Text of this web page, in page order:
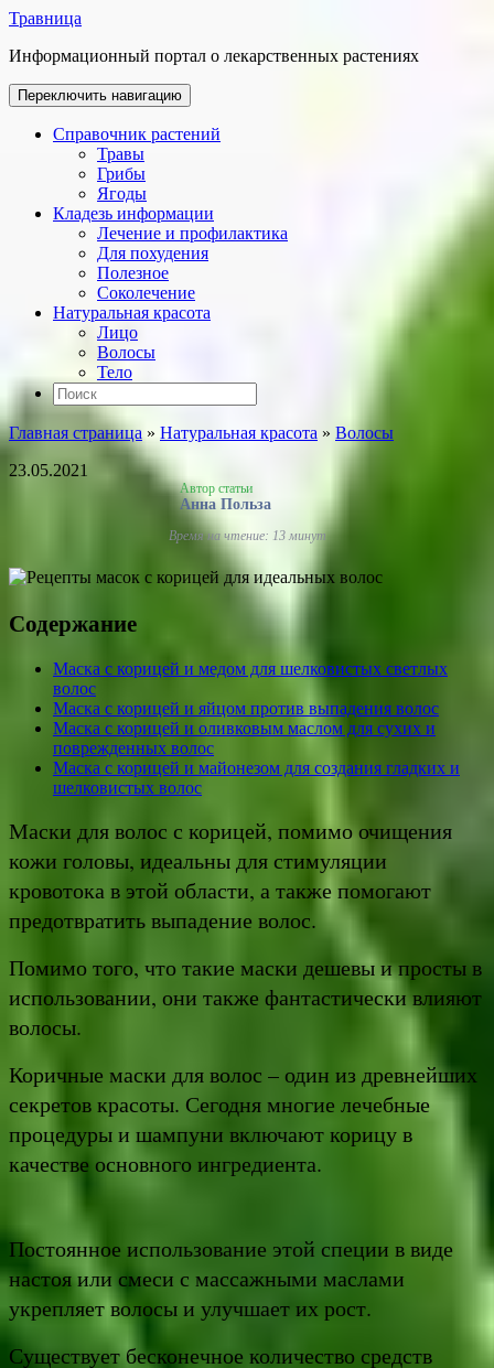
Травница
Информационный портал о лекарственных растениях
Переключить навигацию
Справочник растений
Травы
Грибы
Ягоды
Кладезь информации
Лечение и профилактика
Для похудения
Полезное
Соколечение
Натуральная красота
Лицо
Волосы
Тело
Главная страница » Натуральная красота » Волосы
23.05.2021
Автор статьи
Анна Польза
Время на чтение: 13 минут
Содержание
Маска с корицей и медом для шелковистых светлых
волос
Маска с корицей и яйцом против выпадения волос
Маска с корицей и оливковым маслом для сухих и
поврежденных волос
Маска с корицей и майонезом для создания гладких и
шелковистых волос
Маски для волос с корицей, помимо очищения
кожи головы, идеальны для стимуляции
кровотока в этой области, а также помогают
предотвратить выпадение волос.
Помимо того, что такие маски дешевы и просты в
использовании, они также фантастически влияют
волосы.
Коричные маски для волос – один из древнейших
секретов красоты. Сегодня многие лечебные
процедуры и шампуни включают корицу в
качестве основного ингредиента.
Постоянное использование этой специи в виде
настоя или смеси с массажными маслами
укрепляет волосы и улучшает их рост.
Существует бесконечное количество средств